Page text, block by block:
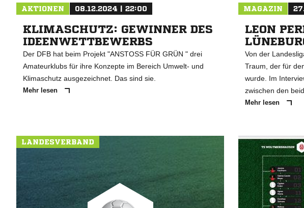
AKTIONEN 08.12.2024 | 22:00
KLIMASCHUTZ: GEWINNER DES
IDEENWETTBEWERBS
Der DFB hat beim Projekt "ANSTOSS FÜR GRÜN " drei
Amateurklubs für ihre Konzepte im Bereich Umwelt- und
Klimaschutz ausgezeichnet. Das sind sie.
Mehr lesen
MAGAZIN
LEON
Von der
Traum, der für
wurde. Im
zwischen den
Mehr lesen
LANDESVERBAND